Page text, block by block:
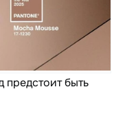
быть